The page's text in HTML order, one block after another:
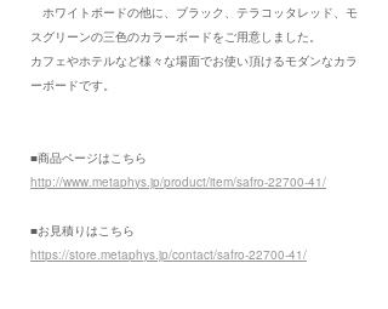
ホワイトボードの他に、ブラック、テラコッタレッド、モ
スグリーンの三色のカラーボードをご用意しました。
カフェやホテルなど様々な場面でお使い頂けるモダンなカラ
ーボードです。
■商品ページはこちら
http://www.metaphys.jp/product/item/safro-22700-41/
■お見積りはこちら
https://store.metaphys.jp/contact/safro-22700-41/